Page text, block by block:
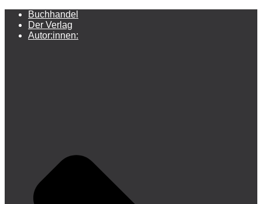
Buchhandel
Der Verlag
Autor:innen: